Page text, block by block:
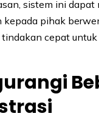
sistem ini dapat
pihak
cepat